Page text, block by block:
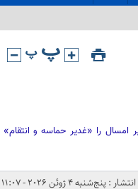
امسال را «غدیر حماسه و انتقام»
: پنج‌شنبه 4 ژوئن 2026 - 11:07